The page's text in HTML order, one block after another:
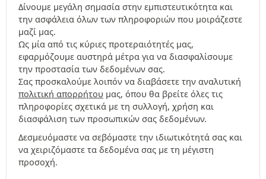
Δίνουμε μεγάλη σημασία στην εμπιστευτικότητα και
την ασφάλεια όλων των πληροφοριών που μοιράζεστε
μαζί μας.
Ως μία από τις κύριες προτεραιότητές μας,
εφαρμόζουμε αυστηρά μέτρα για να διασφαλίσουμε
την προστασία των δεδομένων σας.
Σας προσκαλούμε λοιπόν να διαβάσετε την αναλυτική
πολιτική απορρήτου μας, όπου θα βρείτε όλες τις
πληροφορίες σχετικά με τη συλλογή, χρήση και
διασφάλιση των προσωπικών σας δεδομένων.
Δεσμευόμαστε να σεβόμαστε την ιδιωτικότητά σας και
να χειριζόμαστε τα δεδομένα σας με τη μέγιστη
προσοχή.